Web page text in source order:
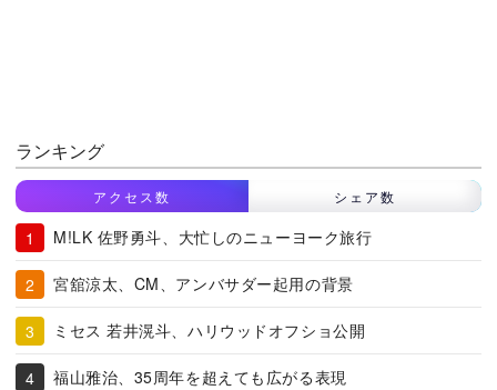
ランキング
アクセス数 シェア数
M!LK 佐野勇斗、大忙しのニューヨーク旅行
宮舘涼太、CM、アンバサダー起用の背景
ミセス 若井滉斗、ハリウッドオフショ公開
福山雅治、35周年を超えても広がる表現